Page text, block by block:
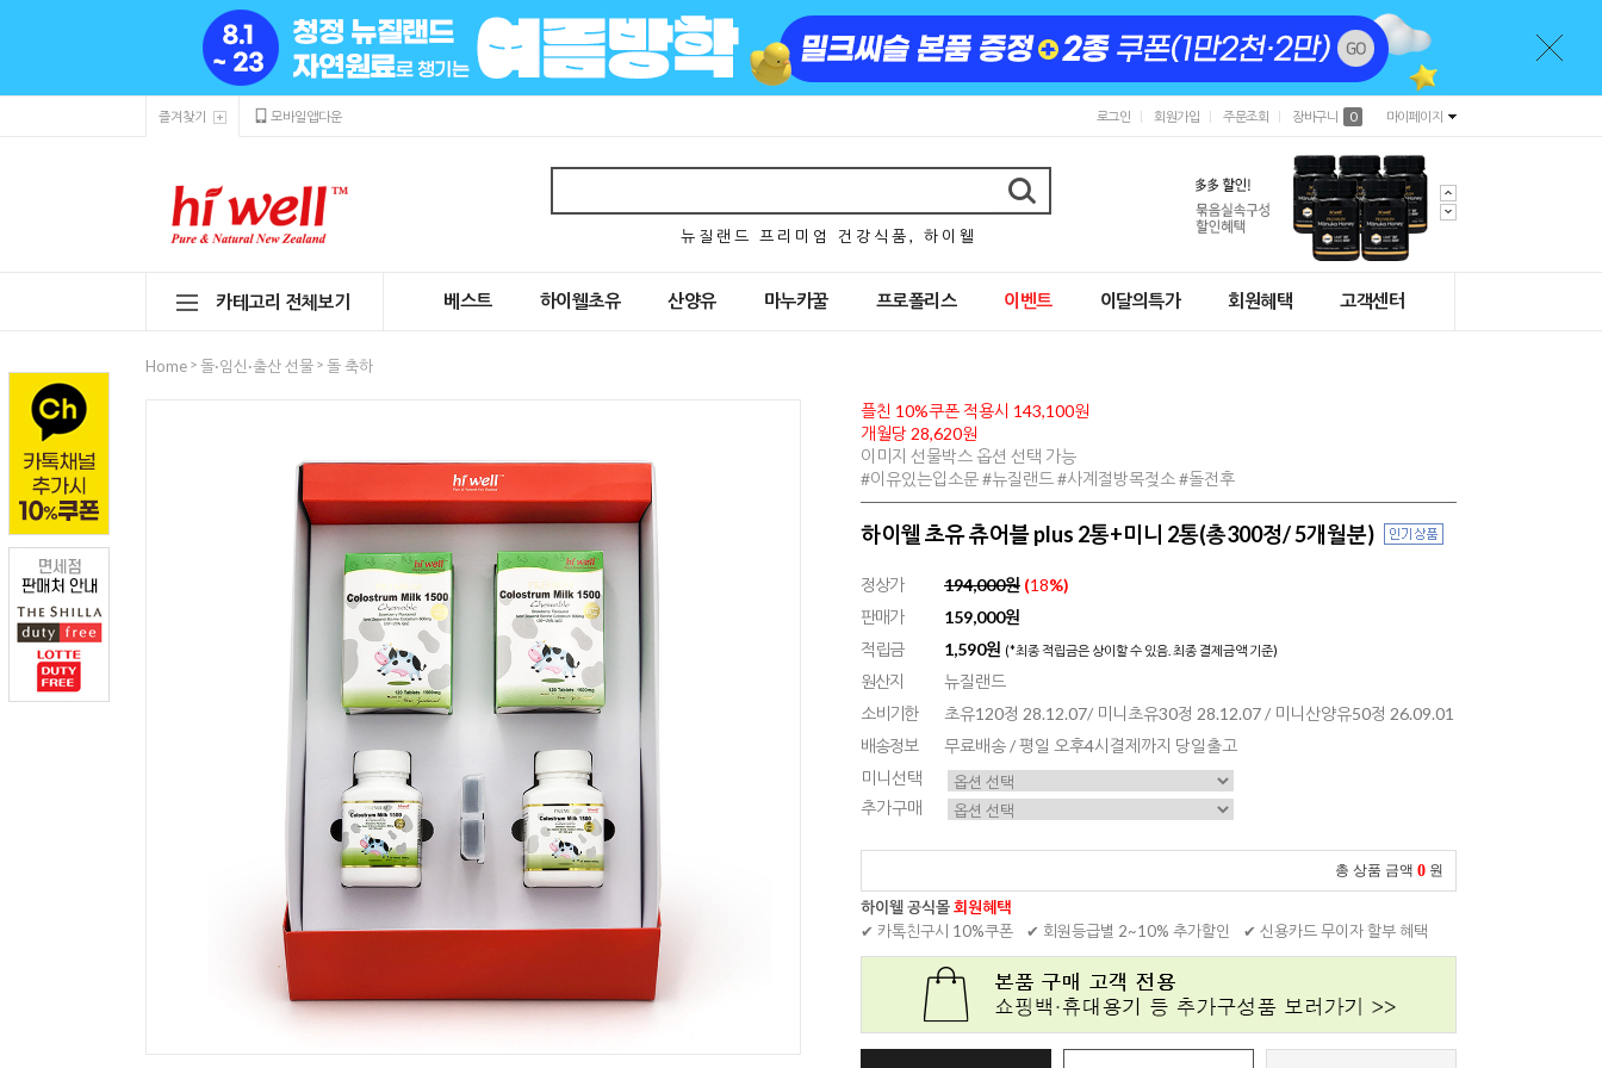
즐겨찾기 모바일앱다운 로그인 회원가입 주문조회 장바구니 0 마이페이지
뉴 질 랜 드 프 리 미 엄 건 강 식 품 , 하 이 웰
카테고리 전체보기 베스트 하이웰초유 산양유 마누카꿀 프로폴리스 이벤트 이달의특가 회원혜택 고객센터
Home > 돌·임신·출산 선물 > 돌 축하
플친 10%쿠폰 적용시 143,100원
개월당 28,620원
이미지 선물박스 옵션 선택 가능
#이유있는입소문 #뉴질랜드 #사계절방목젖소 #돌전후
하이웰 초유 츄어블 plus 2통+미니 2통(총300정/ 5개월분)
정상가 194,000원 (18%)
판매가
159,000원
적립금
1,590원 (*최종 적립금은 상이할 수 있음. 최종 결제금액 기준)
원산지
뉴질랜드
소비기한
초유120정 28.12.07/ 미니초유30정 28.12.07 / 미니산양유50정 26.09.01
배송정보
무료배송 / 평일 오후4시결제까지 당일출고
미니선택
추가구매
총 상품 금액 0 원
하이웰 공식몰회원혜택
✔ 카톡친구시 10%쿠폰
✔ 회원등급별 2~10% 추가할인 ✔ 신용카드 무이자 할부 혜택